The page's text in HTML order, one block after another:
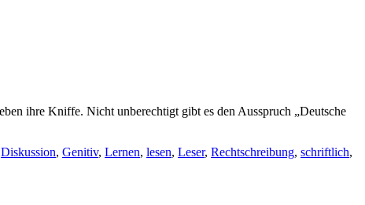
ihre Kniffe. Nicht unberechtigt gibt es den Ausspruch „Deutsche
Diskussion, Genitiv, Lernen, lesen, Leser, Rechtschreibung, schriftlich,